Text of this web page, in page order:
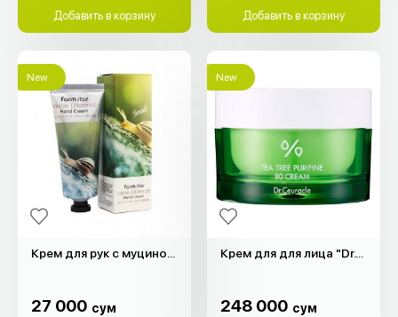
Добавить в корзину Добавить в корзину
New
27 000 сум
New
248 000 сум